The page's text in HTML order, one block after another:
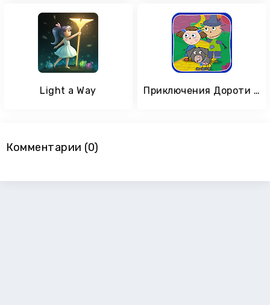
Light a Way Приключения Дороти в стране Оз
Комментарии (0)